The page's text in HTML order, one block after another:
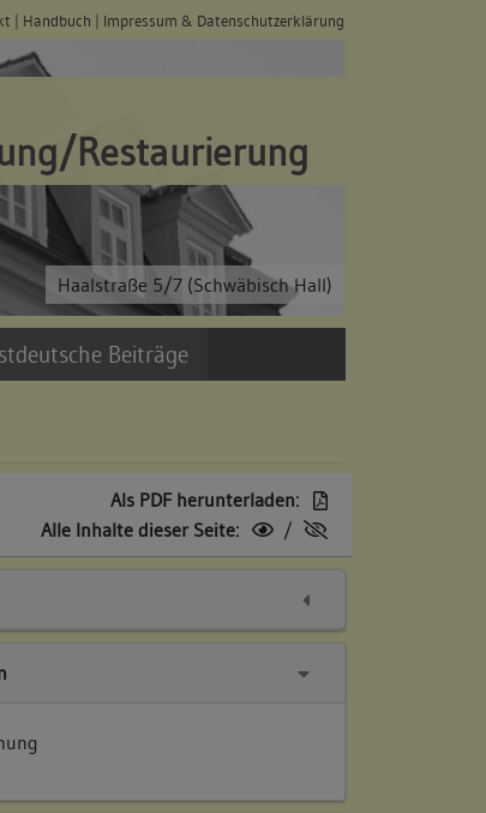
| Handbuch | Impressum & Datenschutzerklärung
Haalstraße 5/7 (Schwäbisch Hall)
Restaurierung
Beiträge
Als PDF herunterladen:
Alle Inhalte dieser Seite:
/